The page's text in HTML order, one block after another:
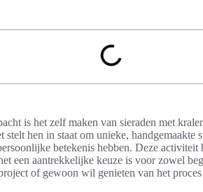
is het zelf maken van sieraden met
stelt hen in staat om unieke, handgemaakte
betekenis hebben. Deze activiteit
een aantrekkelijke keuze is voor zowel
of gewoon wil genieten van het